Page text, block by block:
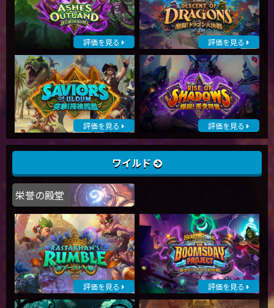
評価を見る 評価を見る
評価を見る 評価を見る
ワイルド
栄誉の殿堂
評価を見る 評価を見る